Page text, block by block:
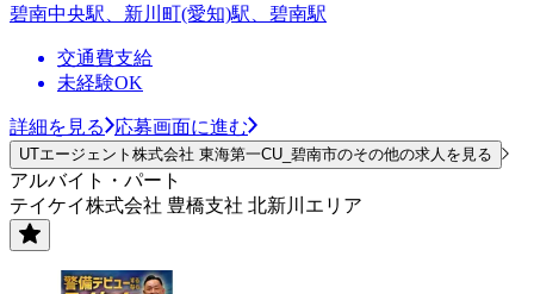
碧南中央駅、新川町(愛知)駅、碧南駅
交通費支給
未経験OK
詳細を見る 応募画面に進む
UTエージェント株式会社 東海第一CU_碧南市のその他の求人を見る
アルバイト・パート
テイケイ株式会社 豊橋支社 北新川エリア